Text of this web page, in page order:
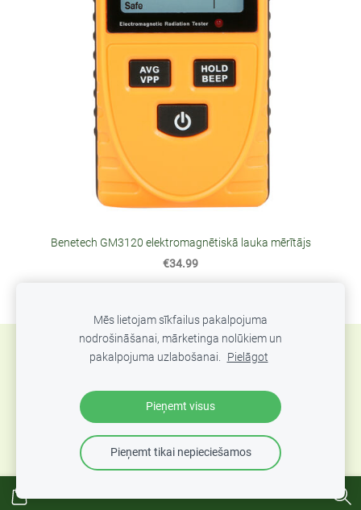
Benetech GM3120 elektromagnētiskā lauka mērītājs
€34.99
Sīkdatnes
SIA Abero, Mūkusalas 33, Rīga, Latvija. Tel.: +371
67801078, epasts:info@abero.lv
Mēs lietojam sīkfailus pakalpojuma
nodrošināšanai, mārketinga nolūkiem un
pakalpojuma uzlabošanai. Pielāgot
Pieņemt visus
Pieņemt tikai nepieciešamos